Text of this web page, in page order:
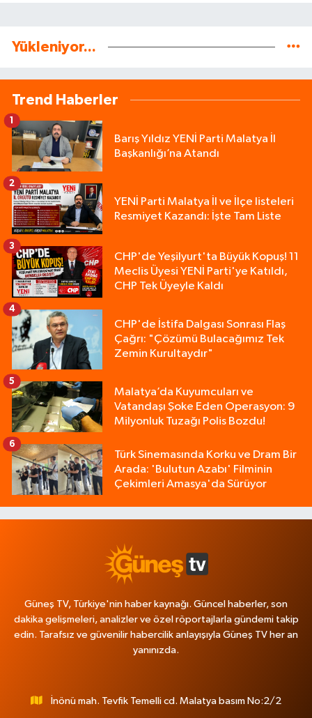
Yükleniyor...
Trend Haberler
Barış Yıldız YENİ Parti Malatya İl
Başkanlığı’na Atandı
1
YENİ Parti Malatya İl ve İlçe listeleri
Resmiyet Kazandı: İşte Tam Liste
2
CHP'de Yeşilyurt'ta Büyük Kopuş! 11
Meclis Üyesi YENİ Parti'ye Katıldı,
CHP Tek Üyeyle Kaldı
3
CHP'de İstifa Dalgası Sonrası Flaş
Çağrı: "Çözümü Bulacağımız Tek
Zemin Kurultaydır"
4
Malatya’da Kuyumcuları ve
Vatandaşı Şoke Eden Operasyon: 9
Milyonluk Tuzağı Polis Bozdu!
5
Türk Sinemasında Korku ve Dram Bir
Arada: 'Bulutun Azabı' Filminin
Çekimleri Amasya'da Sürüyor
6
Güneş TV, Türkiye'nin haber kaynağı. Güncel haberler, son
dakika gelişmeleri, analizler ve özel röportajlarla gündemi takip
edin. Tarafsız ve güvenilir habercilik anlayışıyla Güneş TV her an
yanınızda.
İnönü mah. Tevfik Temelli cd. Malatya basım No:2/2